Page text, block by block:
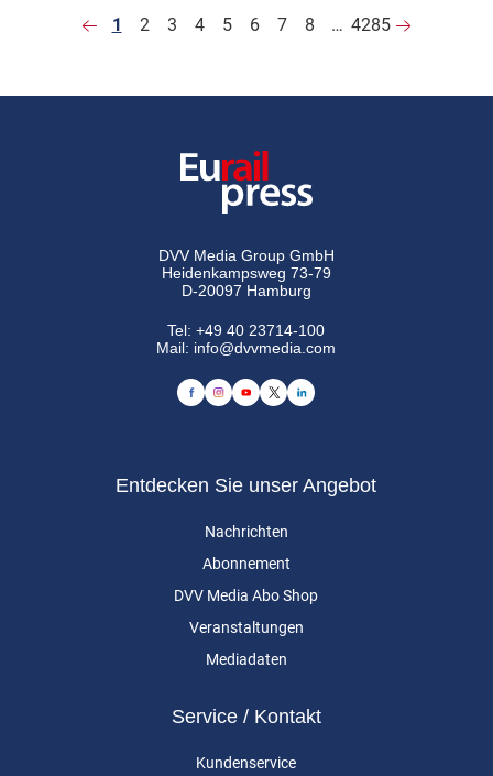
1 2 3 4 5 6 7 8 … 4285
DVV Media Group GmbH
Heidenkampsweg 73-79
D-20097 Hamburg
Tel:+49 40 23714-100
Mail: info@dvvmedia.com
Entdecken Sie unser Angebot
Nachrichten
Abonnement
DVV Media Abo Shop
Veranstaltungen
Mediadaten
Service / Kontakt
Kundenservice